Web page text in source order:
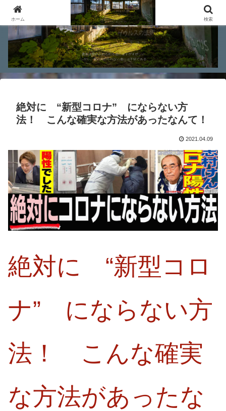
絶対に “新型コロナ” にならない方
法！ こんな確実な方法があったなんて！
2021.04.09
絶対に “新型コロ
ナ” にならない方
法！ こんな確実
な方法があったな
ホーム 検索